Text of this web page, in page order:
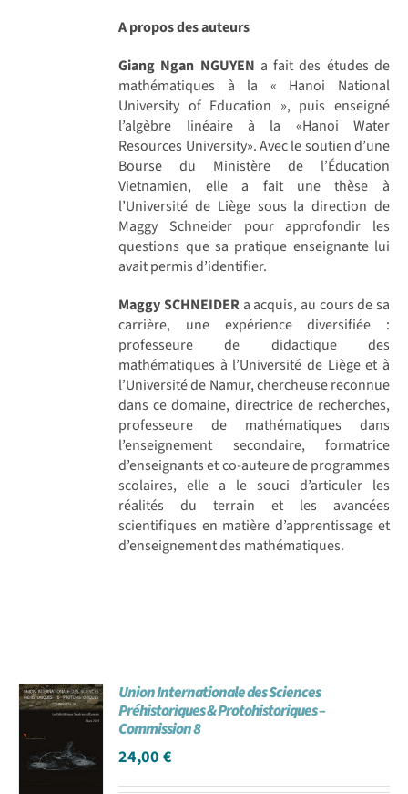
A propos des auteurs
Giang Ngan NGUYEN a fait des études de
mathématiques à la « Hanoi National
University of Education », puis enseigné
l’algèbre linéaire à la «Hanoi Water
Resources University». Avec le soutien d’une
Bourse du Ministère de l’Éducation
Vietnamien, elle a fait une thèse à
l’Université de Liège sous la direction de
Maggy Schneider pour approfondir les
questions que sa pratique enseignante lui
avait permis d’identifier.
Maggy SCHNEIDER a acquis, au cours de sa
carrière, une expérience diversifiée :
professeure de didactique des
mathématiques à l’Université de Liège et à
l’Université de Namur, chercheuse reconnue
dans ce domaine, directrice de recherches,
professeure de mathématiques dans
l’enseignement secondaire, formatrice
d’enseignants et co-auteure de programmes
scolaires, elle a le souci d’articuler les
réalités du terrain et les avancées
scientifiques en matière d’apprentissage et
d’enseignement des mathématiques.
Union Internationale des Sciences
Préhistoriques & Protohistoriques –
Commission 8
24,00€